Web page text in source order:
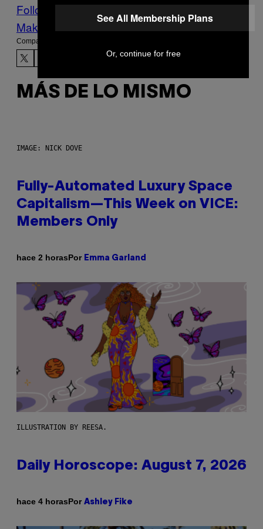
Follow Us On Discover
Make Us Preferred In Top Stories
Compartir:
MÁS DE LO MISMO
IMAGE: NICK DOVE
Fully-Automated Luxury Space
Capitalism—This Week on VICE:
Members Only
hace 2 horasPor Emma Garland
ILLUSTRATION BY REESA.
Daily Horoscope: August 7, 2026
hace 4 horasPor Ashley Fike
See All Membership Plans
Or, continue for free